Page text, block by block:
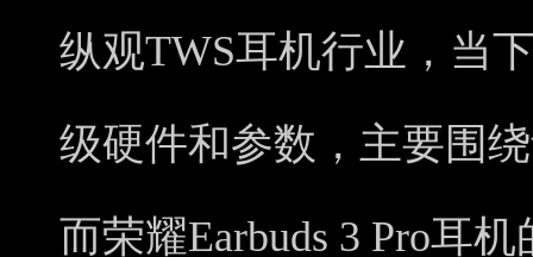
纵观TWS耳机行业，当
级硬件和参数，主要围
而荣耀Earbuds 3 Pro耳